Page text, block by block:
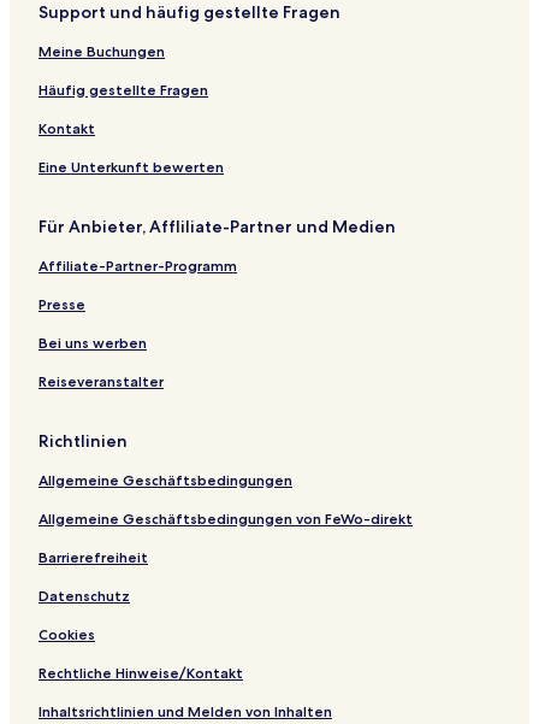
Support und häufig gestellte Fragen
Meine Buchungen
Häufig gestellte Fragen
Kontakt
Eine Unterkunft bewerten
Für Anbieter, Affliliate-Partner und Medien
Affiliate-Partner-Programm
Presse
Bei uns werben
Reiseveranstalter
Richtlinien
Allgemeine Geschäftsbedingungen
Allgemeine Geschäftsbedingungen von FeWo-direkt
Barrierefreiheit
Datenschutz
Cookies
Rechtliche Hinweise/Kontakt
Inhaltsrichtlinien und Melden von Inhalten